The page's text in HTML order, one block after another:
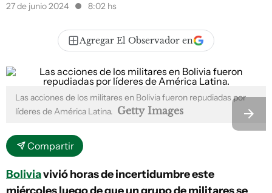
27 de junio 2024 8:02 hs
Agregar El Observador en
Las acciones de los militares en Bolivia fueron repudiadas por
líderes de América Latina. Getty Images
Compartir
Boliviavivió horas de incertidumbre este